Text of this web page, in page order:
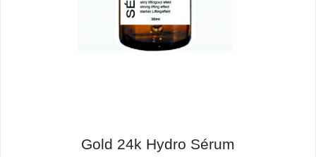
Gold 24k Hydro Sérum